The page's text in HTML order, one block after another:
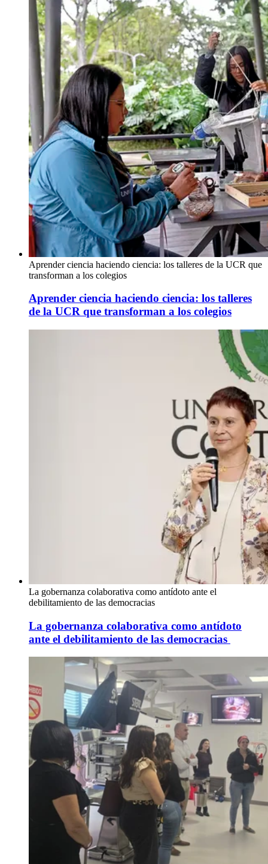
Aprender ciencia haciendo ciencia: los talleres de la UCR que
transforman a los colegios
Aprender ciencia haciendo ciencia: los talleres
de la UCR que transforman a los colegios
La gobernanza colaborativa como antídoto ante el
debilitamiento de las democracias
La gobernanza colaborativa como antídoto
ante el debilitamiento de las democracias